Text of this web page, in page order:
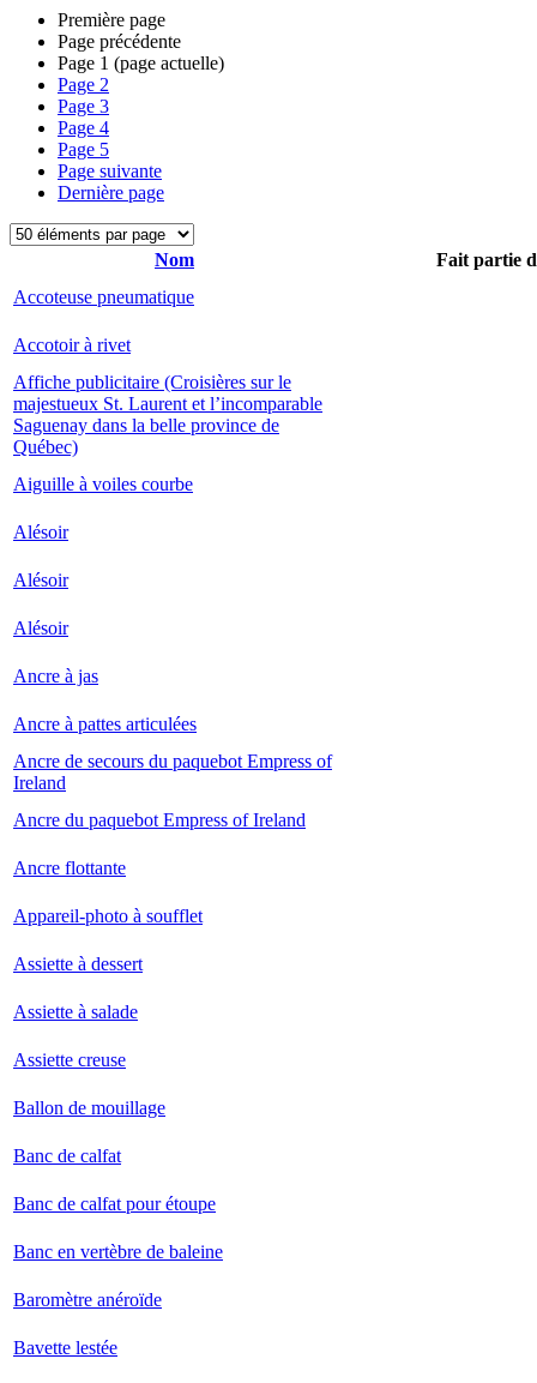
Première page
Page précédente
Page 1 (page actuelle)
Page 2
Page 3
Page 4
Page 5
Page suivante
Dernière page
Nom
Fait partie
Accoteuse pneumatique
Accotoir à rivet
Affiche publicitaire (Croisières sur le
majestueux St. Laurent et l’incomparable
Saguenay dans la belle province de
Québec)
Aiguille à voiles courbe
Alésoir
Alésoir
Alésoir
Ancre à jas
Ancre à pattes articulées
Ancre de secours du paquebot Empress of
Ireland
Ancre du paquebot Empress of Ireland
Ancre flottante
Appareil-photo à soufflet
Assiette à dessert
Assiette à salade
Assiette creuse
Ballon de mouillage
Banc de calfat
Banc de calfat pour étoupe
Banc en vertèbre de baleine
Baromètre anéroïde
Bavette lestée